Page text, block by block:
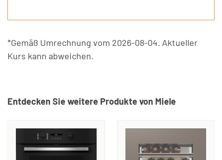
*Gemäß Umrechnung vom 2026-08-04. Aktueller
Kurs kann abweichen.
Entdecken Sie weitere Produkte von Miele